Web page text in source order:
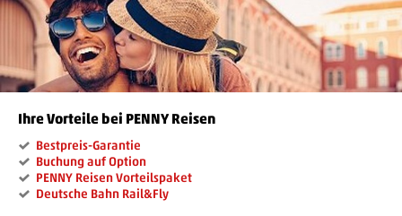
Ihre Vorteile bei PENNY Reisen
Bestpreis-Garantie
Buchung auf Option
PENNY Reisen Vorteilspaket
Deutsche Bahn Rail&Fly